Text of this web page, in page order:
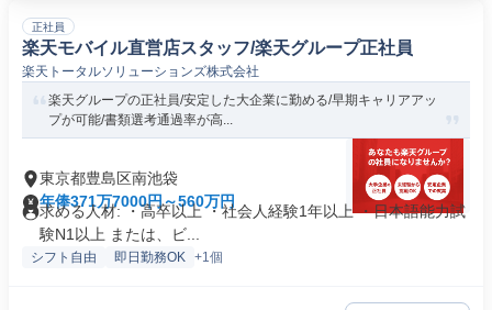
正社員
楽天モバイル直営店スタッフ/楽天グループ正社員
楽天トータルソリューションズ株式会社
楽天グループの正社員/安定した大企業に勤める/早期キャリアアッ
プが可能/書類選考通過率が高...
東京都豊島区南池袋
年俸371万7000円～560万円
求める人材: ・高卒以上 ・社会人経験1年以上 ・日本語能力試
験N1以上 または、ビ...
シフト自由 即日勤務OK +1個